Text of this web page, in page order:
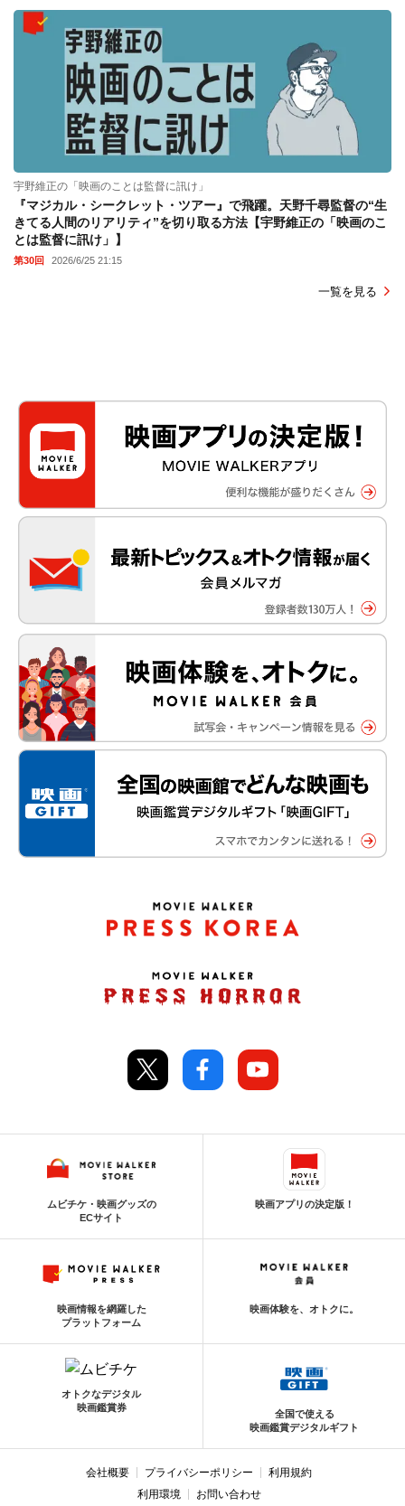
宇野維正の「映画のことは監督に訊け」
『マジカル・シークレット・ツアー』で飛躍。天野千尋監督の“生
きてる人間のリアリティ”を切り取る方法【宇野維正の「映画のこ
とは監督に訊け」】
第30回 2026/6/25 21:15
一覧を見る
ムビチケ・映画グッズの
ECサイト
映画アプリの決定版！
映画情報を網羅した
プラットフォーム
映画体験を、オトクに。
オトクなデジタル
映画鑑賞券
全国で使える
映画鑑賞デジタルギフト
会社概要 プライバシーポリシー
利用規約
利用環境
お問い合わせ